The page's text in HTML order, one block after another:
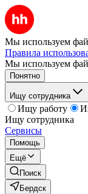
Мы используем
Правила
Мы используем
Понятно
Ищу сотрудника
Ищу работу
Ищу сотрудника
Сервисы
Помощь
Ещё
Поиск
Бердск